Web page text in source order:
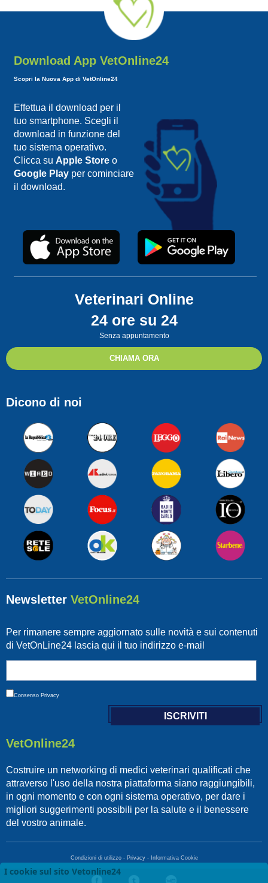
Download App VetOnline24
Scopri la Nuova App di VetOnline24
Effettua il download per il
tuo smartphone. Scegli il
download in funzione del
tuo sistema operativo.
Clicca su Apple Storeo
Google Playper cominciare
il download.
Veterinari Online
24 ore su 24
Senza appuntamento
CHIAMA ORA
Dicono di noi
Newsletter VetOnline24
Per rimanere sempre aggiornato sulle novità e sui contenuti
di VetOnLine24 lascia qui il tuo indirizzo e-mail
Consenso Privacy
VetOnline24
Costruire un networking di medici veterinari qualificati che
attraverso l'uso della nostra piattaforma siano raggiungibili,
in ogni momento e con ogni sistema operativo, per dare i
migliori suggerimenti possibili per la salute e il benessere
del vostro animale.
Condizioni di utilizzo- Privacy- Informativa Cookie
I cookie sul sito Vetonline24